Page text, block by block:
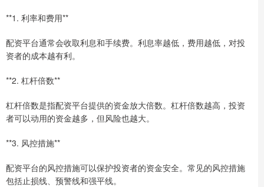
**1. 利率和费用**
配资平台通常会收取利息和手续费。利息率越低，费用越低，对投
资者的成本越有利。
**2. 杠杆倍数**
杠杆倍数是指配资平台提供的资金放大倍数。杠杆倍数越高，投资
者可以动用的资金越多，但风险也越大。
**3. 风控措施**
配资平台的风控措施可以保护投资者的资金安全。常见的风控措施
包括止损线、预警线和强平线。